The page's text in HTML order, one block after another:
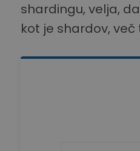
shardingu, velja,
kot je shardov,